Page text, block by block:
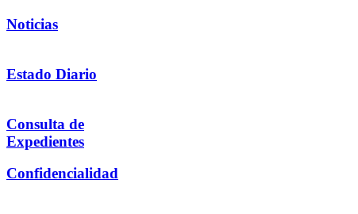
Noticias
Estado Diario
Consulta de
Expedientes
Confidencialidad